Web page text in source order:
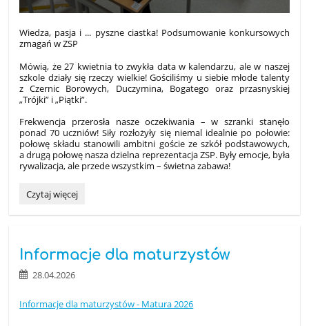
Wiedza, pasja i ... pyszne ciastka! Podsumowanie konkursowych
zmagań w ZSP
Mówią, że 27 kwietnia to zwykła data w kalendarzu, ale w naszej
szkole działy się rzeczy wielkie! Gościliśmy u siebie młode talenty
z Czernic Borowych, Duczymina, Bogatego oraz przasnyskiej
„Trójki” i „Piątki”.
Frekwencja przerosła nasze oczekiwania – w szranki stanęło
ponad 70 uczniów! Siły rozłożyły się niemal idealnie po połowie:
połowę składu stanowili ambitni goście ze szkół podstawowych,
a drugą połowę nasza dzielna reprezentacja ZSP. Były emocje, była
rywalizacja, ale przede wszystkim – świetna zabawa!
Konkurs
Mała
Powiat
Przasnyski
w
i
Czytaj więcej
Informacje dla maturzystów
28.04.2026
Informacje dla maturzystów - Matura 2026